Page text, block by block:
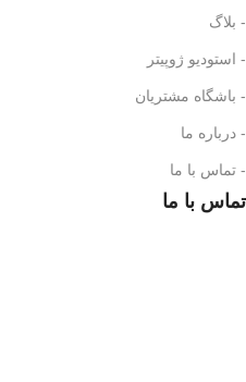
- بلاگ
- استودیو ژوپیتر
- باشگاه مشتریان
- درباره ما
- تماس با ما
تماس با ما